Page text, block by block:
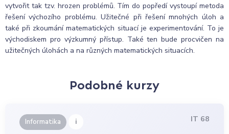
vytvořit tak tzv. hrozen problémů. Tím do popředí vystoupí metoda
řešení výchozího problému. Užitečné při řešení mnohých úloh a
také při zkoumání matematických situací je experimentování. To je
východiskem pro výzkumný přístup. Také ten bude procvičen na
užitečných úlohách a na různých matematických situacích.
Podobné kurzy
Informatika i IT 68